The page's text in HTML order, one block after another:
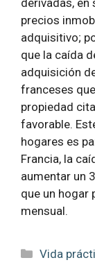
derivadas, en
precios
adquisitivo;
que la caída
adquisición
franceses
propiedad
favorable.
hogares es
Francia, la
aumentar un
que un hogar
mensual.
Vida